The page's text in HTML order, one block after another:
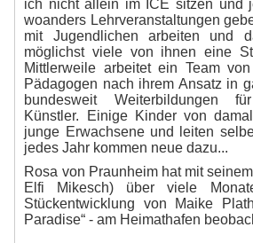
ich nicht allein im ICE sitzen und
woanders Lehrveranstaltungen
mit Jugendlichen arbeiten und
möglichst viele von ihnen eine
Mittlerweile arbeitet ein Team
Pädagogen nach ihrem Ansatz in
bundesweit Weiterbildungen
Künstler. Einige Kinder von
junge Erwachsene und leiten
jedes Jahr kommen neue dazu...
Rosa von Praunheim hat mit
Elfi Mikesch) über viele
Stückentwicklung von Maike
Paradise“ - am Heimathafen